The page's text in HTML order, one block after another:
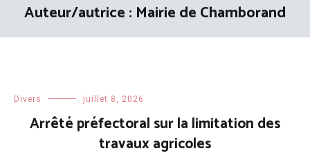
Auteur/autrice : Mairie de Chamborand
Divers juillet 8, 2026
Arrêté préfectoral sur la limitation des
travaux agricoles